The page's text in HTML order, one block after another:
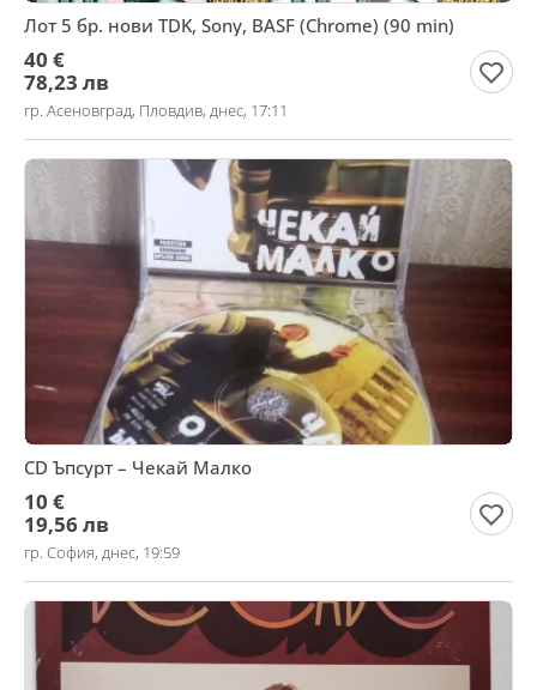
Лот 5 бр. нови TDK, Sony, BASF (Chrome) (90 min)
40 €
78,23 лв
гр. Асеновград, Пловдив, днес, 17:11
CD Ъпсурт ‎– Чекай Малко
10 €
19,56 лв
гр. София, днес, 19:59